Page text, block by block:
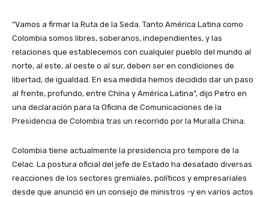
“Vamos a firmar la Ruta de la Seda. Tanto América Latina como
Colombia somos libres, soberanos, independientes, y las
relaciones que establecemos con cualquier pueblo del mundo al
norte, al este, al oeste o al sur, deben ser en condiciones de
libertad, de igualdad. En esa medida hemos decidido dar un paso
al frente, profundo, entre China y América Latina”, dijo Petro en
una declaración para la Oficina de Comunicaciones de la
Presidencia de Colombia tras un recorrido por la Muralla China.
Colombia tiene actualmente la presidencia pro tempore de la
Celac. La postura oficial del jefe de Estado ha desatado diversas
reacciones de los sectores gremiales, políticos y empresariales
desde que anunció en un consejo de ministros -y en varios actos